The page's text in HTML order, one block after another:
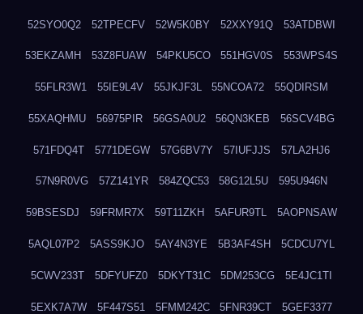
52SYO0Q2 52TPECFV 52W5K0BY 52XXY91Q 53ATDBWI
53EKZAMH 53Z8FUAW 54PKU5CO 551HGV0S 553WPS4S
55FLR3W1 55IE9L4V 55JKJF3L 55NCOA72 55QDIRSM
55XAQHMU 56975PIR 56GSA0U2 56QN3KEB 56SCV4BG
571FDQ4T 5771DEGW 57G6BV7Y 57IUFJJS 57LA2HJ6
57N9R0VG 57Z141YR 584ZQC53 58G12L5U 595U946N
59BSESDJ 59FRMR7X 59T11ZKH 5AFUR9TL 5AOPNSAW
5AQL07P2 5ASS9KJO 5AY4N3YE 5B3AF4SH 5CDCU7YL
5CWV233T 5DFYUFZ0 5DKYT31C 5DM253CG 5E4JC1TI
5EXK7A7W 5F447S51 5FMM242C 5FNR39CT 5GEF3377